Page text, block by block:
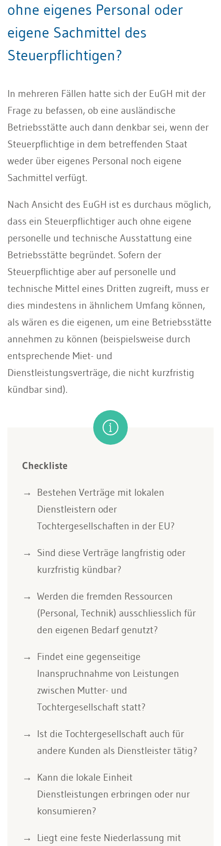
ohne eigenes Personal oder
eigene Sachmittel des
Steuerpflichtigen?
In mehreren Fällen hatte sich der EuGH mit der
Frage zu befassen, ob eine ausländische
Betriebsstätte auch dann denkbar sei, wenn der
Steuerpflichtige in dem betreffenden Staat
weder über eigenes Personal noch eigene
Sachmittel verfügt.
Nach Ansicht des EuGH ist es durchaus möglich,
dass ein Steuerpflichtiger auch ohne eigene
personelle und technische Ausstattung eine
Betriebsstätte begründet. Sofern der
Steuerpflichtige aber auf personelle und
technische Mittel eines Dritten zugreift, muss er
dies mindestens in ähnlichem Umfang können,
als wären es die eigenen, um eine Betriebsstätte
annehmen zu können (beispielsweise durch
entsprechende Miet- und
Dienstleistungsverträge, die nicht kurzfristig
kündbar sind).
Checkliste
Bestehen Verträge mit lokalen
Dienstleistern oder
Tochtergesellschaften in der EU?
Sind diese Verträge langfristig oder
kurzfristig kündbar?
Werden die fremden Ressourcen
(Personal, Technik) ausschliesslich für
den eigenen Bedarf genutzt?
Findet eine gegenseitige
Inanspruchnahme von Leistungen
zwischen Mutter- und
Tochtergesellschaft statt?
Ist die Tochtergesellschaft auch für
andere Kunden als Dienstleister tätig?
Kann die lokale Einheit
Dienstleistungen erbringen oder nur
konsumieren?
Liegt eine feste Niederlassung mit